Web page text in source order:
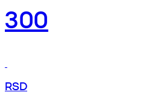
300
RSD